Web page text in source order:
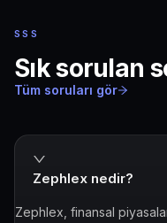
SSS
Sık sorulan
Tüm soruları gör
Zephlex nedir?
Zephlex, finansal